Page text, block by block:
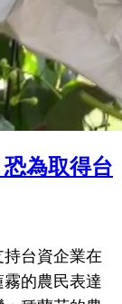
為取得台
持台資企業在
的農民表達